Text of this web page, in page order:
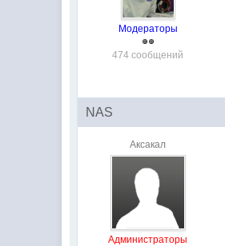
Модераторы
474 сообщений
NAS
Аксакал
Администраторы